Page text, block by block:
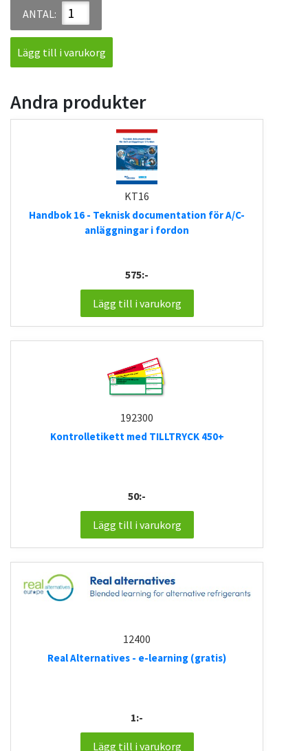
ANTAL:
Lägg till i varukorg
Andra produkter
KT16
Handbok 16 - Teknisk documentation för A/C-
anläggningar i fordon
575:-
Lägg till i varukorg
192300
Kontrolletikett med TILLTRYCK 450+
50:-
Lägg till i varukorg
12400
Real Alternatives - e-learning (gratis)
1:-
Lägg till i varukorg